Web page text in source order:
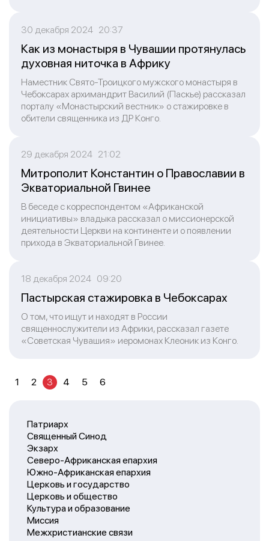
Патриарх
Священный Синод
Экзарх
Северо-Африканская епархия
Южно-Африканская епархия
Церковь и государство
Церковь и общество
Культура и образование
Миссия
Межхристианские связи
30 декабря 2024 20:37
Как из монастыря в Чувашии протянулась
духовная ниточка в Африку
Наместник Свято-Троицкого мужского монастыря в
Чебоксарах архимандрит Василий (Паскье) рассказал
порталу «Монастырский вестник» о стажировке в
обители священника из ДР Конго.
29 декабря 2024 21:02
Митрополит Константин о Православии в
Экваториальной Гвинее
В беседе с корреспондентом «Африканской
инициативы» владыка рассказал о миссионерской
деятельности Церкви на континенте и о появлении
прихода в Экваториальной Гвинее.
18 декабря 2024 09:20
Пастырская стажировка в Чебоксарах
О том, что ищут и находят в России
священнослужители из Африки, рассказал газете
«Советская Чувашия» иеромонах Клеоник из Конго.
1 2 3 4 5 6